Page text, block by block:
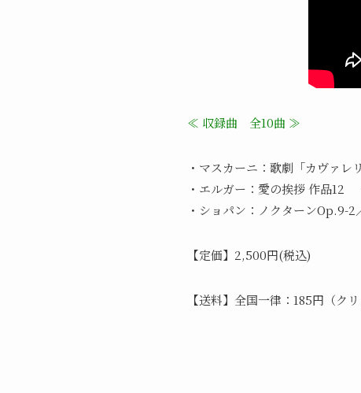
≪ 収録曲 全10曲 ≫
・マスカーニ：歌劇「カヴァレ
・エルガー：愛の挨拶 作品12
・ショパン：ノクターンOp.9-
【定価】2,500円(税込)
【送料】全国一律：185円（クリ